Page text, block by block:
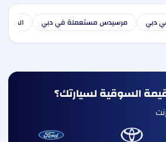
دبي مرسيدس مستعملة في دبي الفا
السوقية لسيارتك؟